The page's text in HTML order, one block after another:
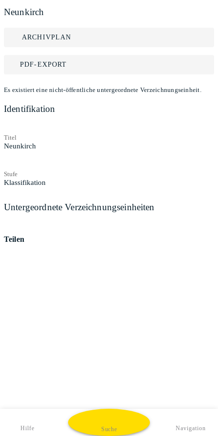
Neunkirch
ARCHIVPLAN
PDF-EXPORT
Es existiert eine nicht-öffentliche untergeordnete Verzeichnungseinheit.
Identifikation
Titel
Neunkirch
Stufe
Klassifikation
Untergeordnete Verzeichnungseinheiten
Teilen
Hilfe Suche Navigation